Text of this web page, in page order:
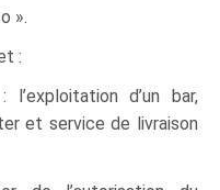
».
:
d’un bar,
et service de livraison